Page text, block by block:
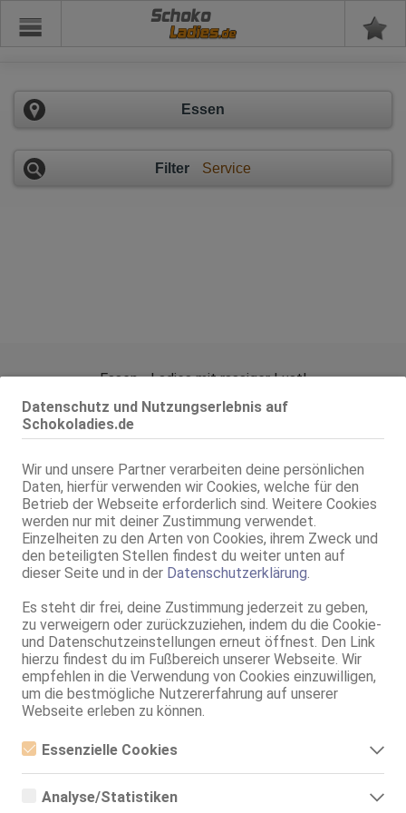
Datenschutz und Nutzungserlebnis auf
Schokoladies.de
Wir und unsere Partner verarbeiten deine persönlichen
Daten, hierfür verwenden wir Cookies, welche für den
Betrieb der Webseite erforderlich sind. Weitere Cookies
werden nur mit deiner Zustimmung verwendet.
Einzelheiten zu den Arten von Cookies, ihrem Zweck und
den beteiligten Stellen findest du weiter unten auf
dieser Seite und in der Datenschutzerklärung.
Es steht dir frei, deine Zustimmung jederzeit zu geben,
zu verweigern oder zurückzuziehen, indem du die Cookie-
und Datenschutzeinstellungen erneut öffnest. Den Link
hierzu findest du im Fußbereich unserer Webseite. Wir
empfehlen in die Verwendung von Cookies einzuwilligen,
um die bestmögliche Nutzererfahrung auf unserer
Webseite erleben zu können.
Essenzielle Cookies
Essenzielle Cookies sind alle notwendigen Cookies, die für den
ermöglicht werden. Die Webseite kann ohne diese Cookies nicht
Analyse/Statistiken
Schoko
Essen
Filter Service
Essen - Ladies mit rassiger Lust!
2 Sex-Anzeigen im Umkreis von 20km
Essen
80C, KF 34, 1.65m, 50 kg, total rasiert, afrikanisch
ZK, 69, GF6, Franz b. Ihr, BV, Baden / Duschen
Gelsenkirchen
Tessy
SolAds
Anzeige
Umkreis 30km